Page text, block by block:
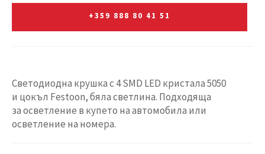
+359 888 80 41 51
Светодиодна крушка с 4 SMD LED кристала 5050
и цокъл Festoon, бяла светлина. Подходяща
за осветление в купето на автомобила или
осветление на номера.